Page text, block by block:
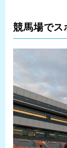
競馬場でス